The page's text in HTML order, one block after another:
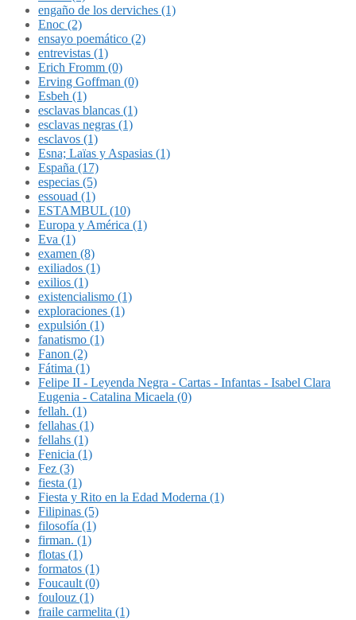
engaño de los derviches (1)
Enoc (2)
ensayo poemático (2)
entrevistas (1)
Erich Fromm (0)
Erving Goffman (0)
Esbeh (1)
esclavas blancas (1)
esclavas negras (1)
esclavos (1)
Esna; Laïas y Aspasias (1)
España (17)
especias (5)
essouad (1)
ESTAMBUL (10)
Europa y América (1)
Eva (1)
examen (8)
exiliados (1)
exilios (1)
existencialismo (1)
exploraciones (1)
expulsión (1)
fanatismo (1)
Fanon (2)
Fátima (1)
Felipe II - Leyenda Negra - Cartas - Infantas - Isabel Clara
Eugenia - Catalina Micaela (0)
fellah. (1)
fellahas (1)
fellahs (1)
Fenicia (1)
Fez (3)
fiesta (1)
Fiesta y Rito en la Edad Moderna (1)
Filipinas (5)
filosofía (1)
firman. (1)
flotas (1)
formatos (1)
Foucault (0)
foulouz (1)
fraile carmelita (1)